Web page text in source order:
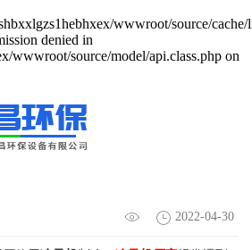
wwwroot/source/cache/
denied in
wwwroot/source/model/api.class.php on
机制冷差风量小的原因-国昌
2022-04-30